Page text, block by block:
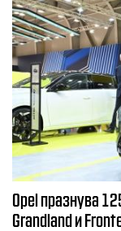
Opel празнува
Grandland и